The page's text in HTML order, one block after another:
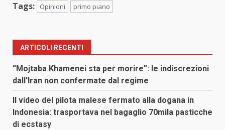
Tags: Opinioni primo piano
ARTICOLI RECENTI
“Mojtaba Khamenei sta per morire”: le indiscrezioni
dall’Iran non confermate dal regime
Il video del pilota malese fermato alla dogana in
Indonesia: trasportava nel bagaglio 70mila pasticche
di ecstasy